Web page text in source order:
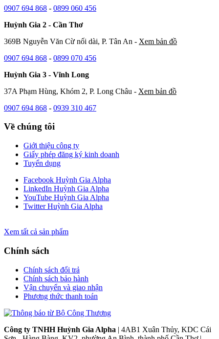
0907 694 868 - 0899 060 456
Huỳnh Gia 2 - Cần Thơ
369B Nguyễn Văn Cừ nối dài, P. Tân An - Xem bản đồ
0907 694 868 - 0899 070 456
Huỳnh Gia 3 - Vĩnh Long
37A Phạm Hùng, Khóm 2, P. Long Châu - Xem bản đồ
0907 694 868 - 0939 310 467
Về chúng tôi
Giới thiệu công ty
Giấy phép đăng ký kinh doanh
Tuyển dụng
Facebook Huỳnh Gia Alpha
LinkedIn Huỳnh Gia Alpha
YouTube Huỳnh Gia Alpha
Twitter Huỳnh Gia Alpha
Xem tất cả sản phẩm
Chính sách
Chính sách đổi trả
Chính sách bảo hành
Vận chuyển và giao nhận
Phương thức thanh toán
Công ty TNHH Huỳnh Gia Alpha | 4AB1 Xuân Thủy, KDC Cái